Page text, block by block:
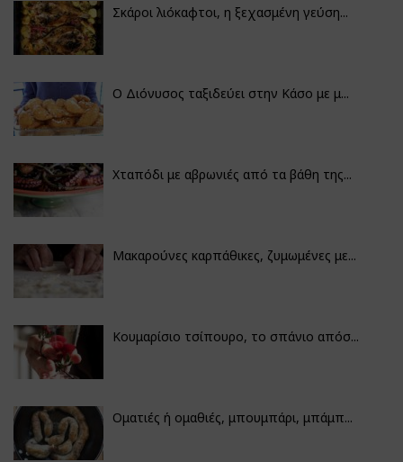
Σκάροι λιόκαφτοι, η ξεχασμένη γεύση...
Ο Διόνυσος ταξιδεύει στην Κάσο με μ...
Χταπόδι με αβρωνιές από τα βάθη της...
Μακαρούνες καρπάθικες, ζυμωμένες με...
Κουμαρίσιο τσίπουρο, το σπάνιο απόσ...
Οματιές ή ομαθιές, μπουμπάρι, μπάμπ...